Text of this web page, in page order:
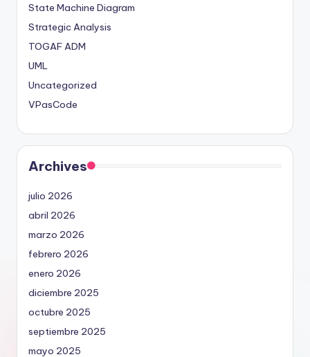
State Machine Diagram
Strategic Analysis
TOGAF ADM
UML
Uncategorized
VPasCode
Archives
julio 2026
abril 2026
marzo 2026
febrero 2026
enero 2026
diciembre 2025
octubre 2025
septiembre 2025
mayo 2025